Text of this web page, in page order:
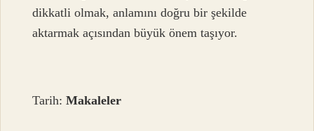
dikkatli olmak, anlamını doğru bir şekilde
aktarmak açısından büyük önem taşıyor.
Tarih:Makaleler